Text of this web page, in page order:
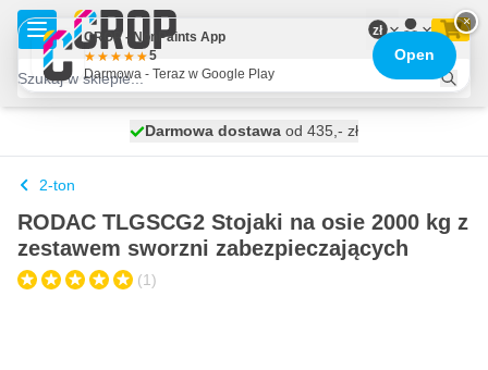
Przejdź do treści
zł
wysyłka jutro
Darmowa dostawa od 435,- zł
100 dni
2-ton
RODAC TLGSCG2 Stojaki na osie 2000 kg z
zestawem sworzni zabezpieczających
(1)
×
CROP - NonPaints App
5
Darmowa - Teraz w Google Play
Open